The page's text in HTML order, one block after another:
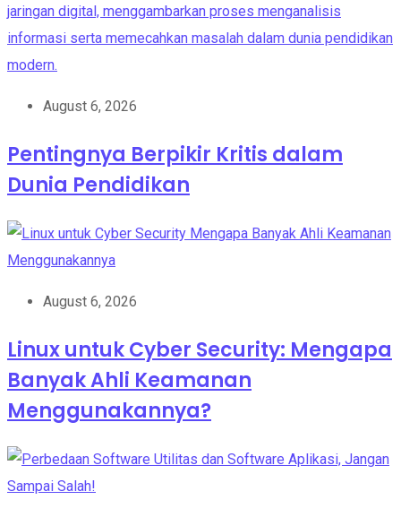
August 6, 2026
Pentingnya Berpikir Kritis dalam
Dunia Pendidikan
August 6, 2026
Linux untuk Cyber Security: Mengapa
Banyak Ahli Keamanan
Menggunakannya?